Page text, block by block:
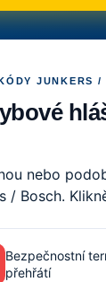
JUNKERS /
nebo
/ Bosch.
Bezpečnostní
přehřátí